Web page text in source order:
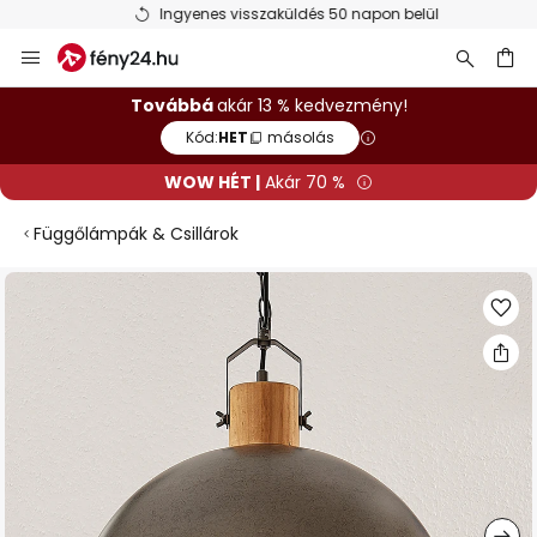
Ingyenes visszaküldés 50 napon belül
Ugrás
a
tartalomhozTovábbáakár 13 % kedvezmény!
Kód:HET másolás
WOW HÉT | Akár 70 %
Függőlámpák & Csillárok
Ugrás
képgaléria
végére